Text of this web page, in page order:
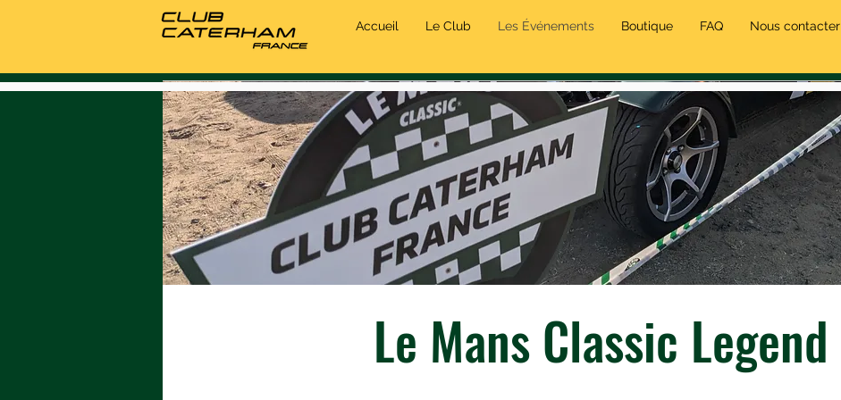
Le Mans Classic Legend
Accueil Le Club Les Événements Boutique FAQ Nous contacter